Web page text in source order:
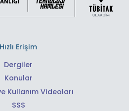
Hızlı Erişim
Dergiler
Konular
Kullanım Videoları
SSS